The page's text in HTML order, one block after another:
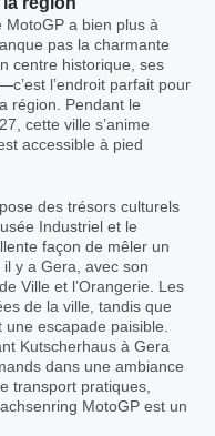
MotoGP a bien plus à
pas la charmante
centre historique, ses
l’endroit parfait pour
région. Pendant le
cette ville s’anime
accessible à pied
des trésors culturels
Industriel et le
façon de mêler un
y a Gera, avec son
Ville et l’Orangerie. Les
de la ville, tandis que
escapade paisible.
Kutscherhaus à Gera
dans une ambiance
transport pratiques,
MotoGP est un